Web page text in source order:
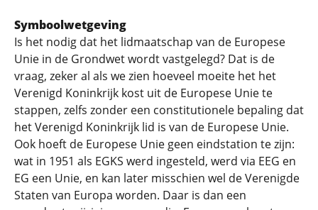
Symboolwetgeving
Is het nodig dat het lidmaatschap van de Europese
Unie in de Grondwet wordt vastgelegd? Dat is de
vraag, zeker al als we zien hoeveel moeite het het
Verenigd Koninkrijk kost uit de Europese Unie te
stappen, zelfs zonder een constitutionele bepaling dat
het Verenigd Koninkrijk lid is van de Europese Unie.
Ook hoeft de Europese Unie geen eindstation te zijn:
wat in 1951 als EGKS werd ingesteld, werd via EEG en
EG een Unie, en kan later misschien wel de Verenigde
Staten van Europa worden. Daar is dan een